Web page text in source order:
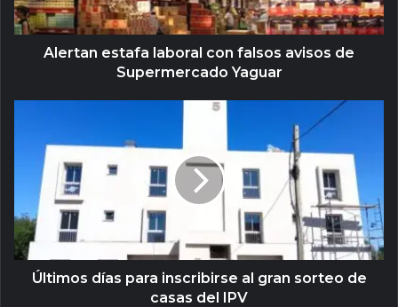
Alertan estafa laboral con falsos avisos de
Supermercado Yaguar
Últimos días para inscribirse al gran sorteo de
casas del IPV